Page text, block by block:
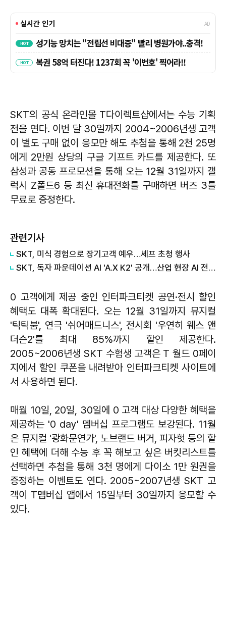
SKT의 공식 온라인몰 T다이렉트샵에서는 수능 기획
전을 연다. 이번 달 30일까지 2004~2006년생 고객
이 별도 구매 없이 응모만 해도 추첨을 통해 2천 25명
에게 2만원 상당의 구글 기프트 카드를 제공한다. 또
삼성과 공동 프로모션을 통해 오는 12월 31일까지 갤
럭시 Z폴드6 등 최신 휴대전화를 구매하면 버즈 3를
무료로 증정한다.
관련기사
SKT, 미식 경험으로 장기고객 예우…셰프 초청 행사
SKT, 독자 파운데이션 AI 'A.X K2' 공개…산업 현장 AI 전환 지원
0 고객에게 제공 중인 인터파크티켓 공연·전시 할인
혜택도 대폭 확대된다. 오는 12월 31일까지 뮤지컬
'틱틱붐', 연극 '쉬어매드니스', 전시회 '우연히 웨스 앤
더슨2'를 최대 85%까지 할인 제공한다.
2005~2006년생 SKT 수험생 고객은 T 월드 0페이
지에서 할인 쿠폰을 내려받아 인터파크티켓 사이트에
서 사용하면 된다.
매월 10일, 20일, 30일에 0 고객 대상 다양한 혜택을
제공하는 '0 day' 멤버십 프로그램도 보강된다. 11월
은 뮤지컬 '광화문연가', 노브랜드 버거, 피자헛 등의 할
인 혜택에 더해 수능 후 꼭 해보고 싶은 버킷리스트를
선택하면 추첨을 통해 3천 명에게 다이소 1만 원권을
증정하는 이벤트도 연다. 2005~2007년생 SKT 고
객이 T멤버십 앱에서 15일부터 30일까지 응모할 수
있다.